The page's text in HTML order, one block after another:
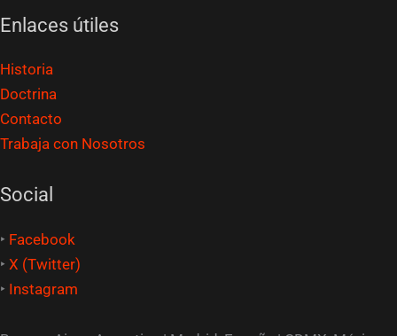
Enlaces útiles
Historia
Doctrina
Contacto
Trabaja con Nosotros
Social
‣ Facebook
‣ X (Twitter)
‣ Instagram